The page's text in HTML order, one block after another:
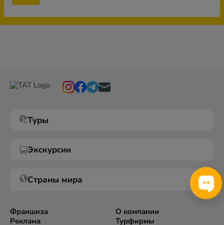
Туры
Экскурсии
Страны мира
Франшиза
Реклама
О компании
Турфирмы